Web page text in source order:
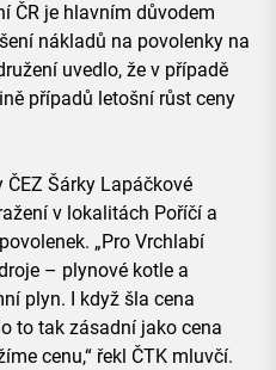
ČR je hlavním důvodem
nákladů na povolenky na
uvedlo, že v případě
případů letošní růst ceny
Šárky Lapáčkové
v lokalitách Poříčí a
„Pro Vrchlabí
– plynové kotle a
plyn. I když šla cena
to tak zásadní jako cena
cenu,“ řekl ČTK mluvčí.